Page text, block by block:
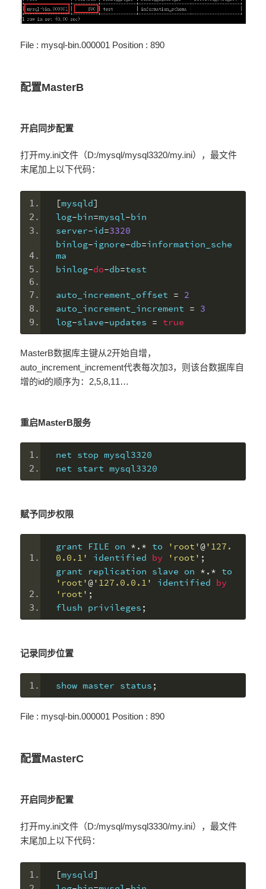
File : mysql-bin.000001 Position : 890
配置MasterB
开启同步配置
打开my.ini文件（D:/mysql/mysql3320/my.ini），最文件
末尾加上以下代码：
[mysqld]
log-bin=mysql-bin
server-id=3320
binlog-ignore-db=information_sche
ma
binlog-do-db=test
auto_increment_offset = 2
auto_increment_increment = 3
log-slave-updates = true
MasterB数据库主键从2开始自增，
auto_increment_increment代表每次加3，则该台数据库自
增的id的顺序为：2,5,8,11…
重启MasterB服务
net stop mysql3320
net start mysql3320
赋予同步权限
grant FILE on *.* to 'root'@'127.
0.0.1'
identified by 'root' ;
grant replication slave on *.*
'root'@'127.0.0.1' identified by
'root' ;
flush privileges ;
记录同步位置
show master status ;
File : mysql-bin.000001 Position : 890
配置MasterC
开启同步配置
打开my.ini文件（D:/mysql/mysql3330/my.ini），最文件
末尾加上以下代码：
[mysqld]